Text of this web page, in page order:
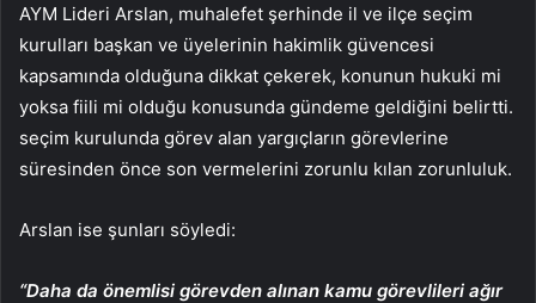
AYM Lideri Arslan, muhalefet şerhinde il ve ilçe seçim
kurulları başkan ve üyelerinin hakimlik güvencesi
kapsamında olduğuna dikkat çekerek, konunun hukuki mi
yoksa fiili mi olduğu konusunda gündeme geldiğini belirtti.
seçim kurulunda görev alan yargıçların görevlerine
süresinden önce son vermelerini zorunlu kılan zorunluluk.
Arslan ise şunları söyledi:
“Daha da önemlisi görevden alınan kamu görevlileri ağır